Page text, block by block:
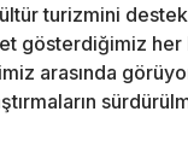
turizmini
gösterdiğimiz
arasında